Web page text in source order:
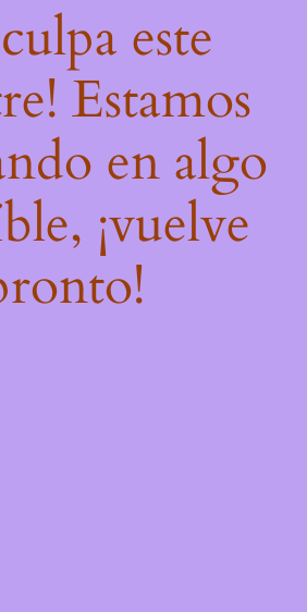
este
Estamos
en algo
¡vuelve